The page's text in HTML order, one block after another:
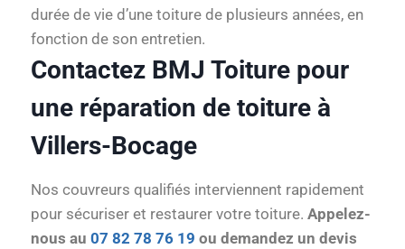
durée de vie d’une toiture de plusieurs années, en
fonction de son entretien.
Contactez BMJ Toiture pour
une réparation de toiture à
Villers-Bocage
Nos couvreurs qualifiés interviennent rapidement
pour sécuriser et restaurer votre toiture. Appelez-
nous au 07 82 78 76 19 ou demandez un devis